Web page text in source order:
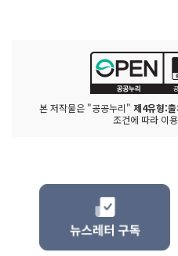
본 저작물은 "공공누리" 제4유형:
조건에 따라 이